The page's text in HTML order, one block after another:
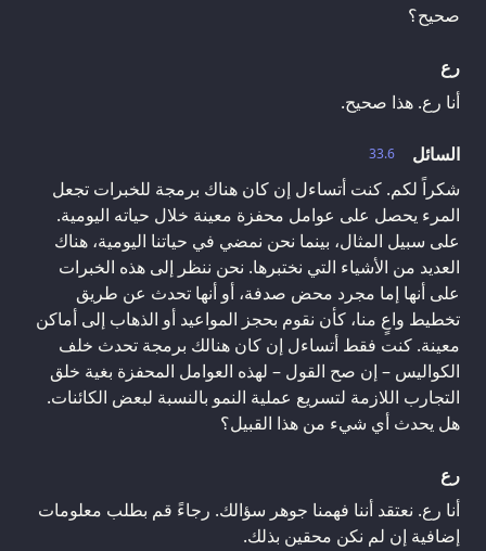
صحيح؟
رع
أنا رع. هذا صحيح.
33.6
السائل
شكراً لكم. كنت أتساءل إن كان هناك برمجة للخبرات تجعل
المرء يحصل على عوامل محفزة معينة خلال حياته اليومية.
على سبيل المثال، بينما نحن نمضي في حياتنا اليومية، هناك
العديد من الأشياء التي نختبرها. نحن ننظر إلى هذه الخبرات
على أنها إما مجرد محض صدفة، أو أنها تحدث عن طريق
تخطيط واعٍ منا، كأن نقوم بحجز المواعيد أو الذهاب إلى أماكن
معينة. كنت فقط أتساءل إن كان هنالك برمجة تحدث خلف
الكواليس – إن صح القول – لهذه العوامل المحفزة بغية خلق
التجارب اللازمة لتسريع عملية النمو بالنسبة لبعض الكائنات.
هل يحدث أي شيء من هذا القبيل؟
رع
أنا رع. نعتقد أننا فهمنا جوهر سؤالك. رجاءً قم بطلب معلومات
إضافية إن لم نكن محقين بذلك.